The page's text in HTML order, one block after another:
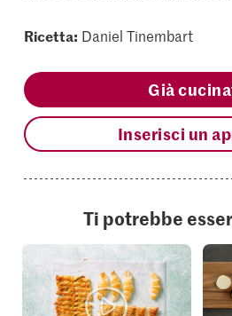
Ricetta: Daniel Tinembart
Già
Inserisci un
Ti potrebbe